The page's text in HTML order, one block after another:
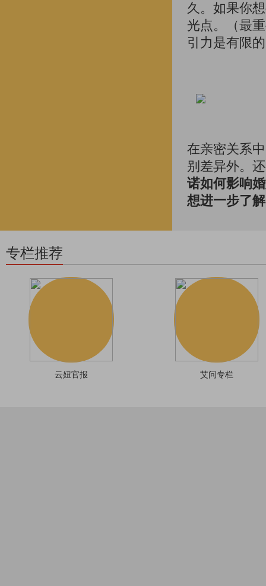
久。如果你
光点。（最
引力是有限
在亲密关系
别差异外。
诺如何影响
想进一步了
专栏推荐
云妞官报 艾问专栏